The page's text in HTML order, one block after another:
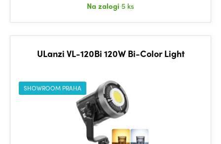
Na zalogi 5 ks
ULanzi VL-120Bi 120W Bi-Color Light
SHOWROOM PRAHA